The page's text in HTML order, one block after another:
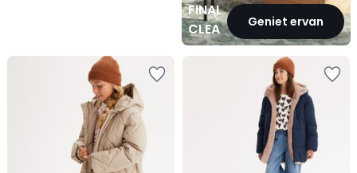
FINAL
CLEARANCEGeniet ervan